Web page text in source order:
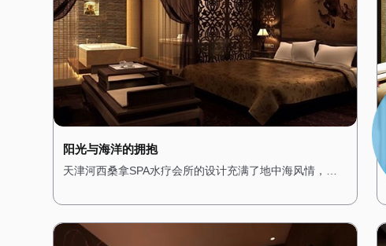
水疗区域则配备了舒适的按摩床和私人浴缸，每个角落都
经过精心布置，确保顾客在放松身心的同时，也能享受视
觉上的愉悦。 这里不仅是一个放松身心的场所，更是一个
远离都市喧嚣的隐秘花园，让每一位顾客都能在这里找到
属于自己的宁静。
阳光与海洋的拥抱
天津河西桑拿SPA水疗会所的设计充满了地中海风情，让
白相间的装饰色调，搭配拱形的门窗和马赛克瓷砖，展现
出浓郁的地中海风格。 会所内部的装修以明亮的色调为
主，搭配木质的家具和装饰，营造出一种轻松而愉悦的氛